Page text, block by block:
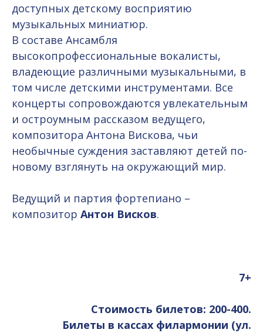
доступных детскому восприятию
музыкальных миниатюр.
В составе Ансамбля
высокопрофессиональные вокалисты,
владеющие различными музыкальными, в
том числе детскими инструментами. Все
концерты сопровождаются увлекательным
и остроумным рассказом ведущего,
композитора Антона Вискова, чьи
необычные суждения заставляют детей по-
новому взглянуть на окружающий мир.
Ведущий и партия фортепиано –
композитор Антон Висков.
7+
Стоимость билетов: 200-400.
Билеты в кассах филармонии (ул.